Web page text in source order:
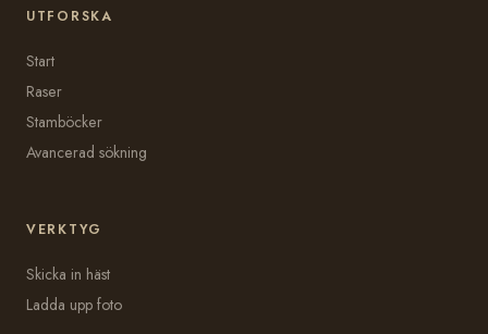
UTFORSKA
Start
Raser
Stamböcker
Avancerad sökning
VERKTYG
Skicka in häst
Ladda upp foto